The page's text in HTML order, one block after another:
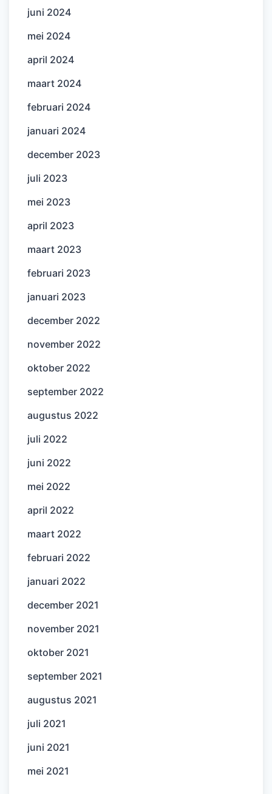
juni 2024
mei 2024
april 2024
maart 2024
februari 2024
januari 2024
december 2023
juli 2023
mei 2023
april 2023
maart 2023
februari 2023
januari 2023
december 2022
november 2022
oktober 2022
september 2022
augustus 2022
juli 2022
juni 2022
mei 2022
april 2022
maart 2022
februari 2022
januari 2022
december 2021
november 2021
oktober 2021
september 2021
augustus 2021
juli 2021
juni 2021
mei 2021